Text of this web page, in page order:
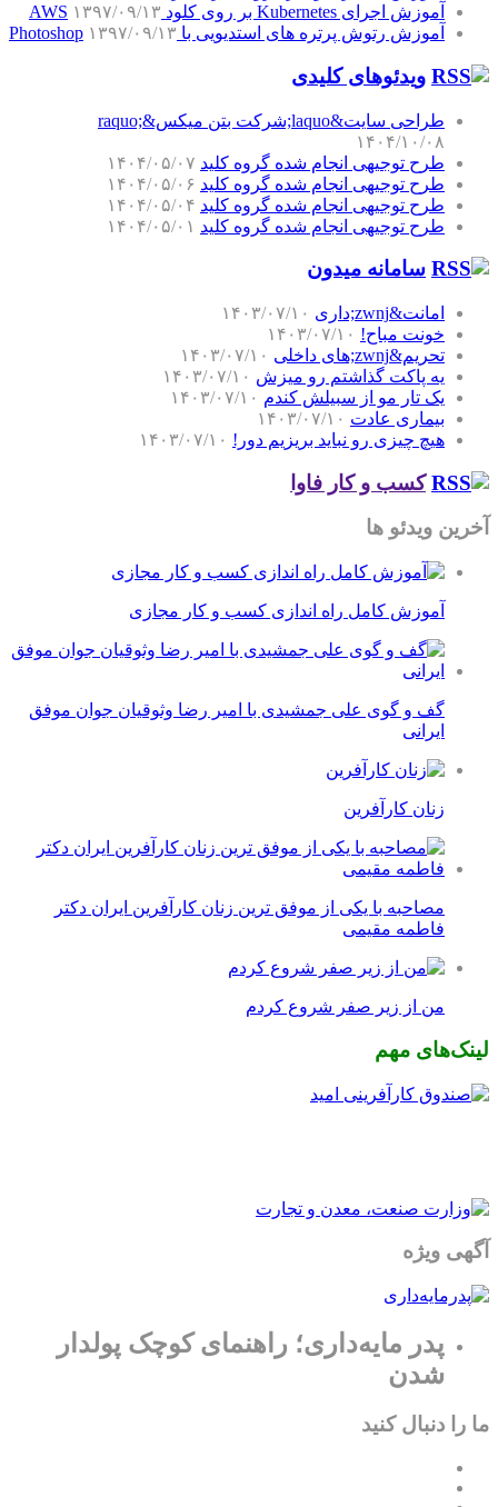
آموزش اجرای Kubernetes بر روی کلود AWS
۱۳۹۷/۰۹/۱۳
آموزش رتوش پرتره های استدیویی با Photoshop ۱۳۹۷/۰۹/۱۳
ویدئوهای کلیدی
طراحی سایت&laquo;شرکت بتن میکس&raquo;
۱۴۰۴/۱۰/۰۸
طرح توجیهی انجام شده گروه کلید ۱۴۰۴/۰۵/۰۷
طرح توجیهی انجام شده گروه کلید ۱۴۰۴/۰۵/۰۶
طرح توجیهی انجام شده گروه کلید ۱۴۰۴/۰۵/۰۴
طرح توجیهی انجام شده گروه کلید ۱۴۰۴/۰۵/۰۱
سامانه میدون
امانت&zwnj;داری
۱۴۰۳/۰۷/۱۰
خونت مباح! ۱۴۰۳/۰۷/۱۰
تحریم&zwnj;های داخلی
۱۴۰۳/۰۷/۱۰
یه پاکت گذاشتم رو میزش ۱۴۰۳/۰۷/۱۰
یک تار مو از سبیلش کندم ۱۴۰۳/۰۷/۱۰
بیماری عادت ۱۴۰۳/۰۷/۱۰
هیچ چیزی رو نباید بریزیم دور! ۱۴۰۳/۰۷/۱۰
کسب و کار فاوا
آخرین ویدئو ها
آموزش کامل راه اندازی کسب و کار مجازی
گف و گوی علی جمشیدی با امیر رضا وثوقیان جوان موفق
ایرانی
زنان کارآفرین
مصاحبه با یکی از موفق ترین زنان کارآفرین ایران دکتر
فاطمه مقیمی
من از زیر صفر شروع کردم
لینک‌های مهم
آگهی ویژه
پدر مایه‌داری؛ راهنمای کوچک پولدار
شدن
ما را دنبال کنید